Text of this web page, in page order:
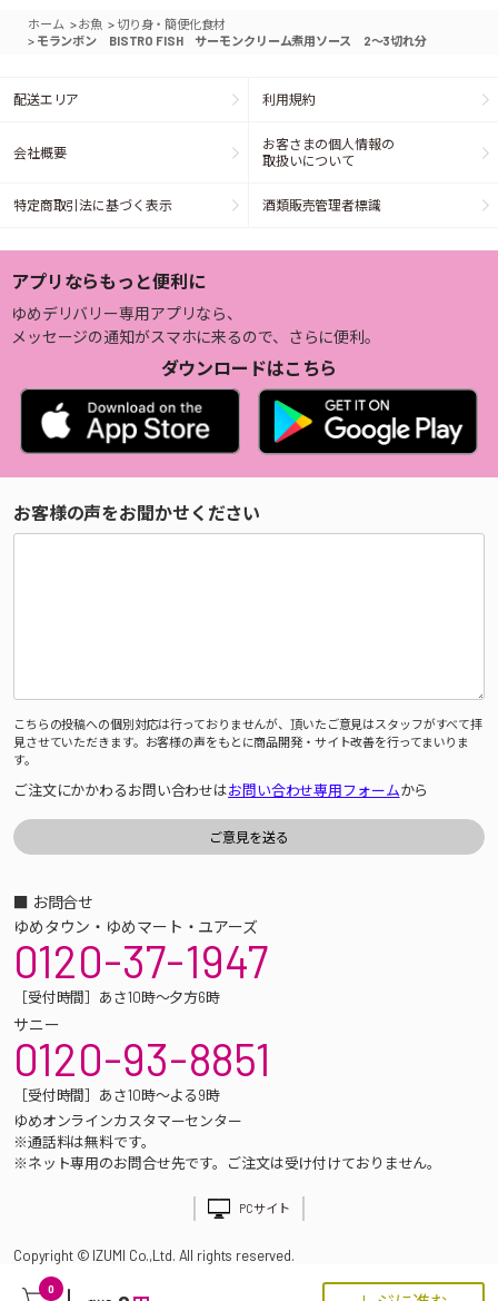
0
ホーム >お魚 >切り身・簡便化食材
> モランボン BISTRO FISH サーモンクリーム煮用ソース 2～3切れ分
配送エリア 利用規約
会社概要
お客さまの個人情報の
取扱いについて
特定商取引法に基づく表示 酒類販売管理者標識
アプリならもっと便利に
ゆめデリバリー専用アプリなら、
メッセージの通知がスマホに来るので、さらに便利。
ダウンロードはこちら
お客様の声をお聞かせください
こちらの投稿への個別対応は行っておりませんが、頂いたご意見はスタッフがすべて拝
見させていただきます。お客様の声をもとに商品開発・サイト改善を行ってまいりま
す。
ご注文にかかわるお問い合わせはお問い合わせ専用フォームから
■ お問合せ
ゆめタウン・ゆめマート・ユアーズ
0120-37-1947
［受付時間］あさ10時～夕方6時
サニー
0120-93-8851
［受付時間］あさ10時～よる9時
ゆめオンラインカスタマーセンター
※通話料は無料です。
※ネット専用のお問合せ先です。ご注文は受け付けておりません。
PCサイト
Copyright © IZUMI Co.,Ltd. All rights reserved.